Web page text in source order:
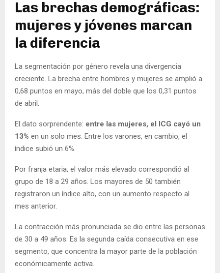
Las brechas demográficas:
mujeres y jóvenes marcan
la diferencia
La segmentación por género revela una divergencia
creciente. La brecha entre hombres y mujeres se amplió a
0,68 puntos en mayo, más del doble que los 0,31 puntos
de abril.
El dato sorprendente: entre las mujeres, el ICG cayó un
13% en un solo mes. Entre los varones, en cambio, el
índice subió un 6%.
Por franja etaria, el valor más elevado correspondió al
grupo de 18 a 29 años. Los mayores de 50 también
registraron un índice alto, con un aumento respecto al
mes anterior.
La contracción más pronunciada se dio entre las personas
de 30 a 49 años. Es la segunda caída consecutiva en ese
segmento, que concentra la mayor parte de la población
económicamente activa.